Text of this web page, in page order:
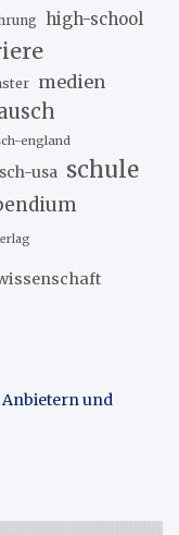
high-school
medien
england
usa schule
Anbietern und